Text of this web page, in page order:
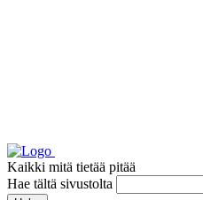
Kaikki mitä tietää pitää
Hae tältä sivustolta